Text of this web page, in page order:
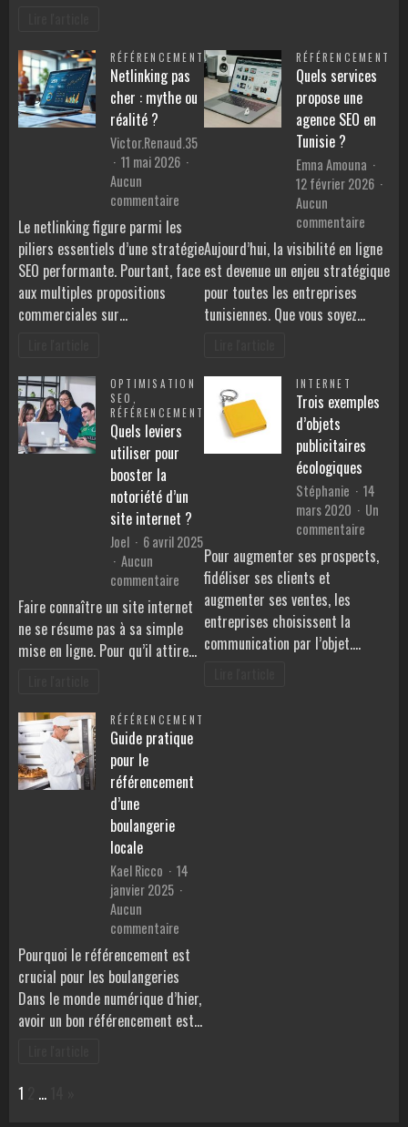
miniatures
dédiées
aux
marketeurs
RÉFÉRENCEMENT
Netlinking pas
cher : mythe ou
réalité ?
Victor.Renaud.35
11 mai 2026
Aucun
commentaire
pas
cher
:
mythe
Le netlinking figure parmi les
piliers essentiels d’une stratégie
SEO performante. Pourtant, face
aux multiples propositions
commerciales sur…
RÉFÉRENCEMENT
Quels services
propose une
agence SEO en
Tunisie ?
Emna Amouna
12 février 2026
Aucun
commentaire
services
propose
agence
?
Aujourd’hui, la visibilité en ligne
est devenue un enjeu stratégique
pour toutes les entreprises
tunisiennes. Que vous soyez…
OPTIMISATION
SEO ,
RÉFÉRENCEMENT
Quels leviers
utiliser pour
booster la
notoriété d’un
site internet ?
Joel
6 avril 2025
Aucun
commentaire
Quels
leviers
utiliser
pour
notoriété
d’un
site
?
Faire connaître un site internet
ne se résume pas à sa simple
mise en ligne. Pour qu’il attire…
INTERNET
Trois exemples
d’objets
publicitaires
écologiques
Stéphanie
14
mars 2020
Un
commentaire
Trois
Pour augmenter ses prospects,
fidéliser ses clients et
augmenter ses ventes, les
entreprises choisissent la
communication par l’objet.…
RÉFÉRENCEMENT
Guide pratique
pour le
référencement
d’une
boulangerie
locale
Kael Ricco
14
janvier 2025
Aucun
commentaire
Guide
pratique
le
référencement
Pourquoi le référencement est
crucial pour les boulangeries
Dans le monde numérique d’hier,
avoir un bon référencement est…
Page:
1 …